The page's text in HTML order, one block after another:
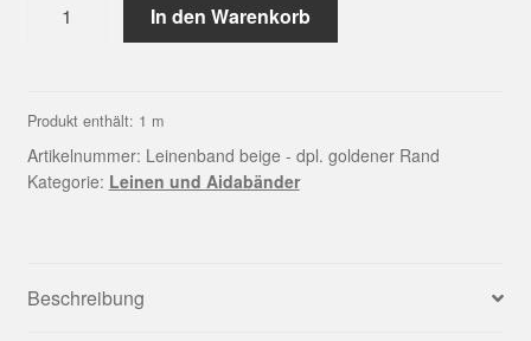
beige
goldener
Rand
Menge
In den Warenkorb
Produkt enthält: 1 m
Artikelnummer: Leinenband beige - dpl. goldener Rand
Kategorie: Leinen und Aidabänder
Beschreibung